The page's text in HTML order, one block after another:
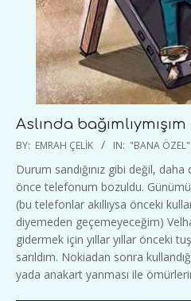
Aslında bağımlıymışım
2020-
15
BY: EMRAH ÇELIK IN: "BANA ÖZEL"
Durum sandığınız gibi değil,
önce telefonum bozuldu.
(bu telefonlar akıllıysa önceki
diyemeden geçemeyeceğim)
gidermek için yıllar yıllar önceki
sarıldım. Nokiadan sonra
yada anakart yanması ile